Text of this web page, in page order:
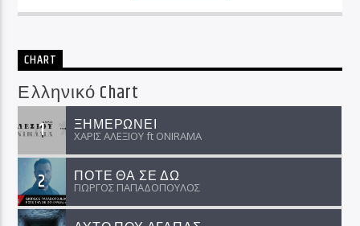
CHART
Ελληνικό Chart
1 ΞΗΜΕΡΩΝΕΙ
ΧΑΡΙΣ ΑΛΕΞΙΟΥ ft ΟNIRAMA
2 ΠΟΤΕ ΘΑ ΣΕ ΔΩ
ΓΙΩΡΓΟΣ ΠΑΠΑΔΟΠΟΥΛΟΣ